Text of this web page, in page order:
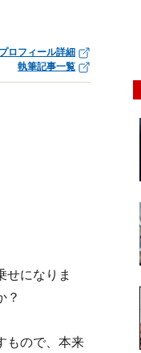
プロフィール詳細
執筆記事一覧
せになりま
？
もので、本来